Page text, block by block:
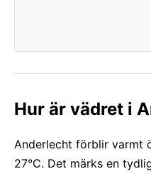
Hur är vädret i
Anderlecht förblir varmt
27°C. Det märks en